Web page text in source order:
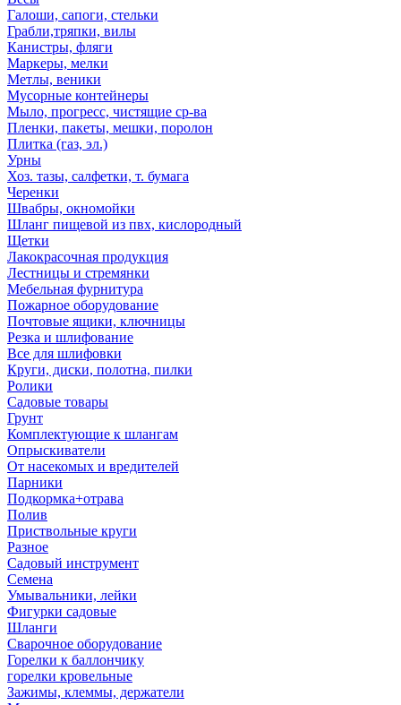
Галоши, сапоги, стельки
Грабли,тряпки, вилы
Канистры, фляги
Маркеры, мелки
Метлы, веники
Мусорные контейнеры
Мыло, прогресс, чистящие ср-ва
Пленки, пакеты, мешки, поролон
Плитка (газ, эл.)
Урны
Хоз. тазы, салфетки, т. бумага
Черенки
Швабры, окномойки
Шланг пищевой из пвх, кислородный
Щетки
Лакокрасочная продукция
Лестницы и стремянки
Мебельная фурнитура
Пожарное оборудование
Почтовые ящики, ключницы
Резка и шлифование
Все для шлифовки
Круги, диски, полотна, пилки
Ролики
Садовые товары
Грунт
Комплектующие к шлангам
Опрыскиватели
От насекомых и вредителей
Парники
Подкормка+отрава
Полив
Приствольные круги
Разное
Садовый инструмент
Семена
Умывальники, лейки
Фигурки садовые
Шланги
Сварочное оборудование
Горелки к баллончику
горелки кровельные
Зажимы, клеммы, держатели